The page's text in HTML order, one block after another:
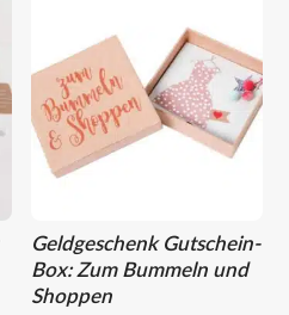
Geldgeschenk Gutschein-
Box: Zum Bummeln und
Shoppen